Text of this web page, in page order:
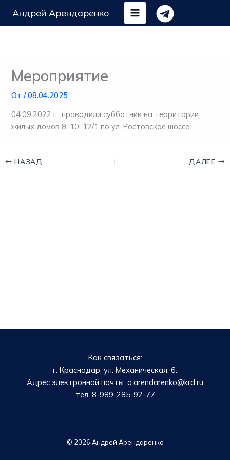
Андрей Арендаренко
Мероприятие
От/08.04.2025
04.09.2022 г., проводили субботник на территории
жилых домов 8, 10, 12/1 по ул. Ростовское шоссе.
НАЗАД ДАЛЕЕ
Как связаться:
г. Краснодар, ул. Механическая, 6.
Адрес электронной почты: a.arendarenko@krd.ru
тел. 8-989-285-92-77
© 2026 Андрей Арендаренко